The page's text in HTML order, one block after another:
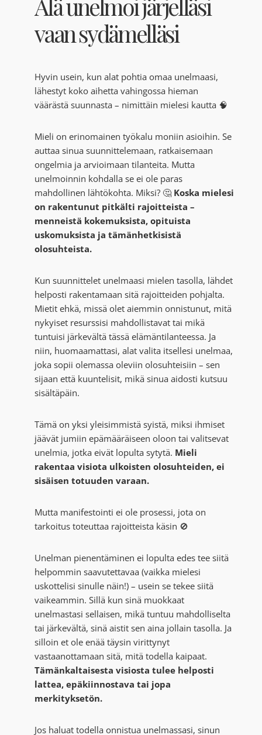
Älä unelmoi järjelläsi
vaan sydämelläsi
Hyvin usein, kun alat pohtia omaa unelmaasi,
lähestyt koko aihetta vahingossa hieman
väärästä suunnasta – nimittäin mielesi kautta 🧠
Mieli on erinomainen työkalu moniin asioihin. Se
auttaa sinua suunnittelemaan, ratkaisemaan
ongelmia ja arvioimaan tilanteita. Mutta
unelmoinnin kohdalla se ei ole paras
mahdollinen lähtökohta. Miksi? 🤔 Koska mielesi
on rakentunut pitkälti rajoitteista –
menneistä kokemuksista, opituista
uskomuksista ja tämänhetkisistä
olosuhteista.
Kun suunnittelet unelmaasi mielen tasolla, lähdet
helposti rakentamaan sitä rajoitteiden pohjalta.
Mietit ehkä, missä olet aiemmin onnistunut, mitä
nykyiset resurssisi mahdollistavat tai mikä
tuntuisi järkevältä tässä elämäntilanteessa. Ja
niin, huomaamattasi, alat valita itsellesi unelmaa,
joka sopii olemassa oleviin olosuhteisiin – sen
sijaan että kuuntelisit, mikä sinua aidosti kutsuu
sisältäpäin.
Tämä on yksi yleisimmistä syistä, miksi ihmiset
jäävät jumiin epämääräiseen oloon tai valitsevat
unelmia, jotka eivät lopulta sytytä. Mieli
rakentaa visiota ulkoisten olosuhteiden, ei
sisäisen totuuden varaan.
Mutta manifestointi ei ole prosessi, jota on
tarkoitus toteuttaa rajoitteista käsin 🚫
Unelman pienentäminen ei lopulta edes tee siitä
helpommin saavutettavaa (vaikka mielesi
uskottelisi sinulle näin!) – usein se tekee siitä
vaikeammin. Sillä kun sinä muokkaat
unelmastasi sellaisen, mikä tuntuu mahdolliselta
tai järkevältä, sinä aistit sen aina jollain tasolla. Ja
silloin et ole enää täysin virittynyt
vastaanottamaan sitä, mitä todella kaipaat.
Tämänkaltaisesta visiosta tulee helposti
lattea, epäkiinnostava tai jopa
merkityksetön.
Jos haluat todella onnistua unelmassasi, sinun